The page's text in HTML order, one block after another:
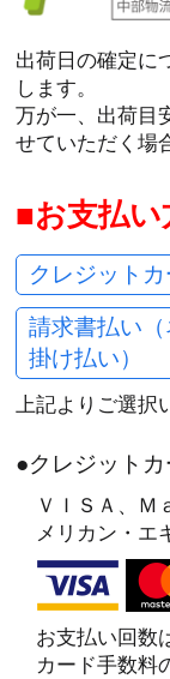
出荷日の確定に
します。
万が一、出荷目
せていただく場
お支払い
クレジットカ
請求書払い
掛け払い）
上記よりご選択
●クレジットカ
ＶＩＳＡ、Ｍ
メリカン・エ
お支払い回数
カード手数料